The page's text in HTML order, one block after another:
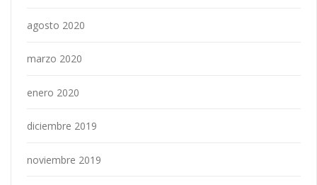
agosto 2020
marzo 2020
enero 2020
diciembre 2019
noviembre 2019